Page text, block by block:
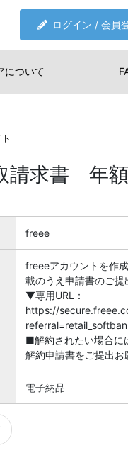
ログイン / 会員
について
請求書 年額
freee
freeeアカウントを作
載のうえ申請書のご提
▼専用URL：
https://
■解約されたい場合に
解約申請書をご提出お
電子納品